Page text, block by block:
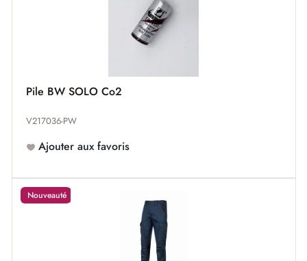
Pile BW SOLO Co2
V217036-PW
Ajouter aux favoris
Nouveauté